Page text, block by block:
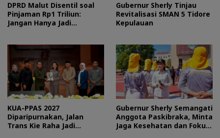
DPRD Malut Disentil soal
Pinjaman Rp1 Triliun:
Jangan Hanya Jadi
Gubernur Sherly Tinjau
Revitalisasi SMAN 5 Tidore
Kepulauan
KUA-PPAS 2027
Diparipurnakan, Jalan
Trans Kie Raha Jadi
Gubernur Sherly Semangati
Anggota Paskibraka, Minta
Jaga Kesehatan dan Fokus